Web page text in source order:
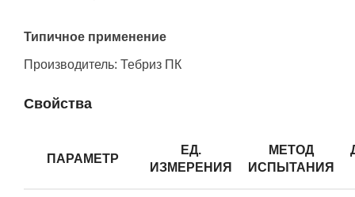
Типичное применение
Производитель: Тебриз ПК
Свойства
ПАРАМЕТР
ЕД.
ИЗМЕРЕНИЯ
МЕТОД
ИСПЫТАНИЯ